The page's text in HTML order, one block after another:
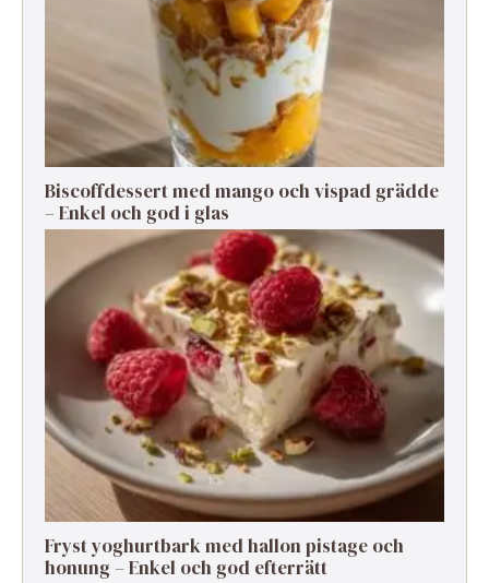
Biscoffdessert med mango och vispad grädde
– Enkel och god i glas
Fryst yoghurtbark med hallon pistage och
honung – Enkel och god efterrätt